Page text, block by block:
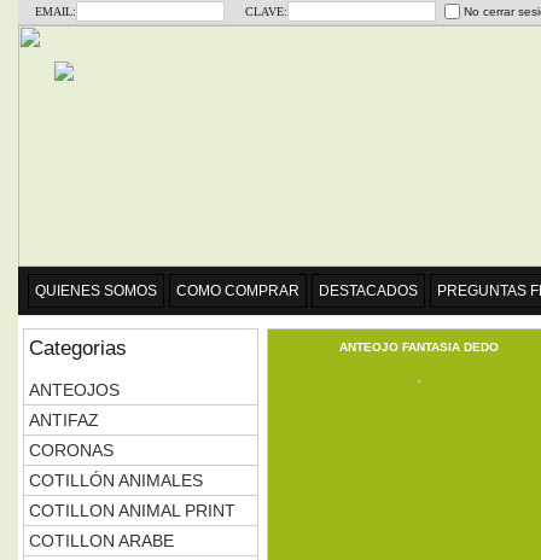
EMAIL: CLAVE: No cerrar
QUIENES SOMOS COMO COMPRAR DESTACADOS PREGUNTAS
Categorias
ANTEOJOS
ANTIFAZ
CORONAS
COTILLÓN ANIMALES
COTILLON ANIMAL PRINT
COTILLON ARABE
ANTEOJO FANTASIA DEDO